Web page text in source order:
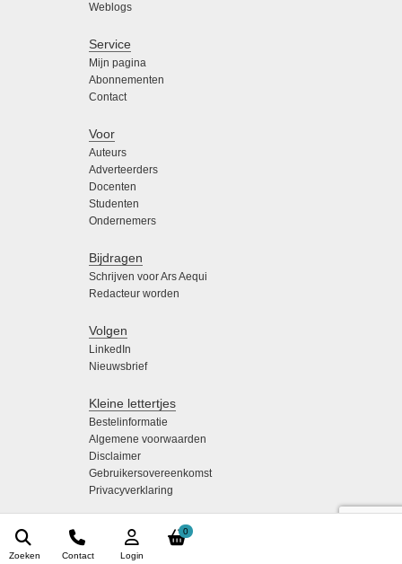
0
Login
Contact
Zoeken
Weblogs
Service
Mijn pagina
Abonnementen
Contact
Voor
Auteurs
Adverteerders
Docenten
Studenten
Ondernemers
Bijdragen
Schrijven voor Ars Aequi
Redacteur worden
Volgen
LinkedIn
Nieuwsbrief
Kleine lettertjes
Bestelinformatie
Algemene voorwaarden
Disclaimer
Gebruikersovereenkomst
Privacyverklaring